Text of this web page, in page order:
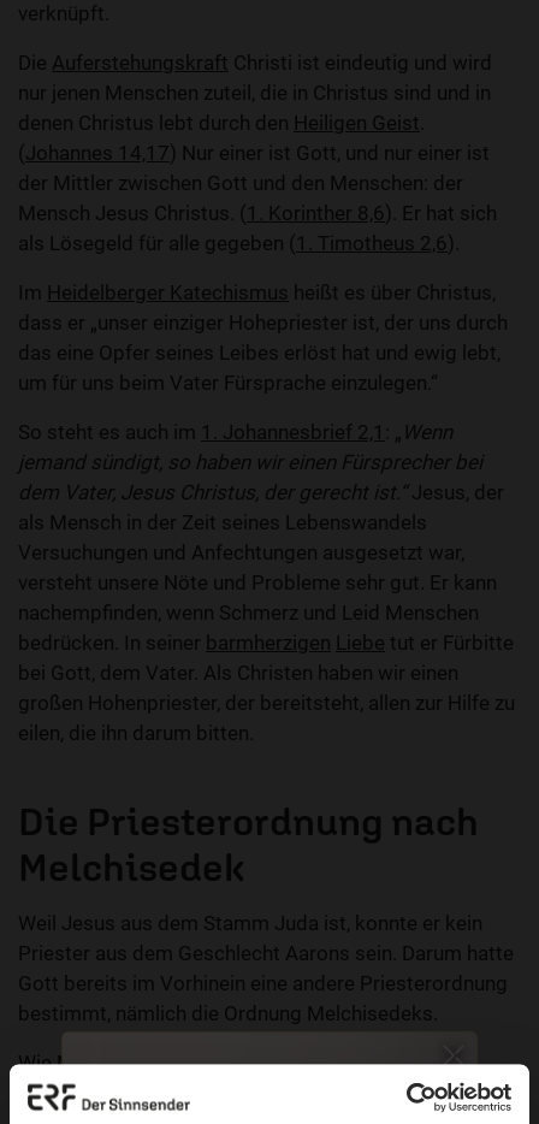
verknüpft.
Die Auferstehungskraft Christi ist eindeutig und wird
nur jenen Menschen zuteil, die in Christus sind und in
denen Christus lebt durch den Heiligen Geist
(Johannes 14,17) Nur einer ist Gott, und nur einer ist
der Mittler zwischen Gott und den Menschen: der
Mensch Jesus Christus. (1. Korinther 8,6). Er hat sich
als Lösegeld für alle gegeben (1. Timotheus 2,6).
Im Heidelberger Katechismus heißt es über Christus,
dass er „unser einziger Hohepriester ist, der uns durch
das eine Opfer seines Leibes erlöst hat und ewig lebt,
um für uns beim Vater Fürsprache einzulegen.“
So steht es auch im 1. Johannesbrief 2,1 : „ Wenn
jemand sündigt, so haben wir einen Fürsprecher bei
dem Vater, Jesus Christus, der gerecht ist.“Jesus, der
als Mensch in der Zeit seines Lebenswandels
Versuchungen und Anfechtungen ausgesetzt war,
versteht unsere Nöte und Probleme sehr gut. Er kann
nachempfinden, wenn Schmerz und Leid Menschen
bedrücken. In seiner barmherzigen Liebe tut er Fürbitte
bei Gott, dem Vater. Als Christen haben wir einen
großen Hohenpriester, der bereitsteht, allen zur Hilfe zu
eilen, die ihn darum bitten.
Die Priesterordnung nach
Melchisedek
Weil Jesus aus dem Stamm Juda ist, konnte er kein
Priester aus dem Geschlecht Aarons sein. Darum hatte
Gott bereits im Vorhinein eine andere Priesterordnung
bestimmt, nämlich die Ordnung Melchisedeks.
Wie Melchisedek ist Jesus Christus Priesterkönig.
Dieses Doppelamt ist bei den aaronitischen Priestern